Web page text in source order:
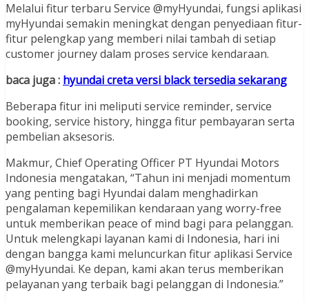
Melalui fitur terbaru Service @myHyundai, fungsi aplikasi
myHyundai semakin meningkat dengan penyediaan fitur-
fitur pelengkap yang memberi nilai tambah di setiap
customer journey dalam proses service kendaraan.
baca juga : hyundai creta versi black tersedia sekarang
Beberapa fitur ini meliputi service reminder, service
booking, service history, hingga fitur pembayaran serta
pembelian aksesoris.
Makmur, Chief Operating Officer PT Hyundai Motors
Indonesia mengatakan, “Tahun ini menjadi momentum
yang penting bagi Hyundai dalam menghadirkan
pengalaman kepemilikan kendaraan yang worry-free
untuk memberikan peace of mind bagi para pelanggan.
Untuk melengkapi layanan kami di Indonesia, hari ini
dengan bangga kami meluncurkan fitur aplikasi Service
@myHyundai. Ke depan, kami akan terus memberikan
pelayanan yang terbaik bagi pelanggan di Indonesia.”